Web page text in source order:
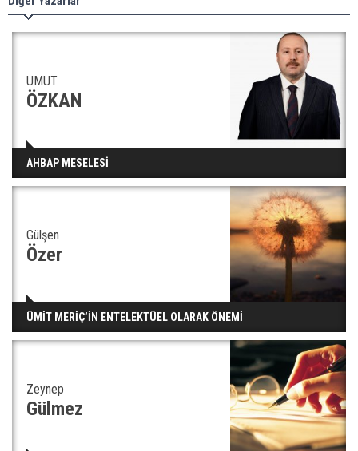
görüntülendi
Ünlü türkücü Mahmut Tuncer estetik operasyon
geçirdi: Son hali gündem oldu
Yerli turist 229,7 milyar lira seyahat harcaması
yaptı
Gazze'deki Sağlık Bakanlığı duyurdu: Vahşetin
pençesinde 2 salgın vaka tespit edildi
UMUT
ÖZKAN
AHBAP MESELESİ
Gülşen
Özer
ÜMİT MERİÇ’İN ENTELEKTÜEL OLARAK ÖNEMİ
Zeynep
Gülmez